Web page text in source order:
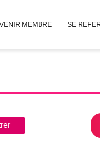
MEMBRE SE